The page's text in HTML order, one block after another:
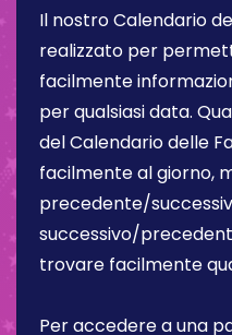
Il nostro Calendario
realizzato per
facilmente
per qualsiasi data.
del Calendario delle
facilmente al giorno,
precedente/
successivo/
trovare facilmente
Per accedere a una